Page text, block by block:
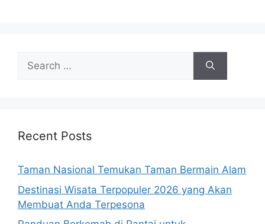
Search
for:
Recent Posts
Taman Nasional Temukan Taman Bermain Alam
Destinasi Wisata Terpopuler 2026 yang Akan
Membuat Anda Terpesona